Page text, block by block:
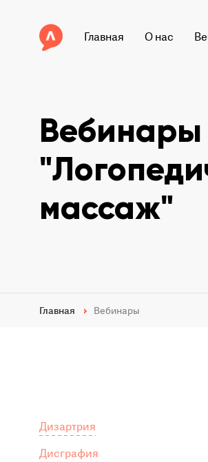
Главная О нас
Вебинары
массаж"
Главная Вебинары
Дизартрия
Дисграфия